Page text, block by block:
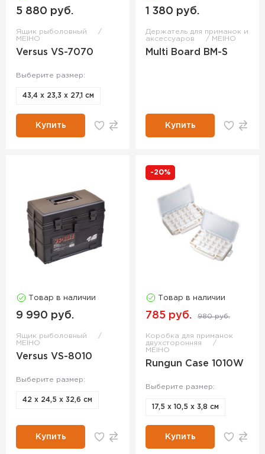
5 880 руб.
Ящик рыболовный
MEIHO
Versus VS-7070
Выберите размер:
43,4 х 23,3 х 27,1 см
Купить
1 380 руб.
Держатель для приманок и
аксессуаров
MEIHO
Multi Board BM-S
Купить
Товар в наличии
9 990 руб.
Ящик рыболовный
MEIHO
Versus VS-8010
Выберите размер:
42 х 24,5 х 32,6 см
Купить
-20%
Товар в наличии
785 руб. 980 руб.
Коробка для приманок
двухсторонняя
MEIHO
Rungun Case 1010W
Выберите размер:
17,5 х 10,5 х 3,8 см
Купить